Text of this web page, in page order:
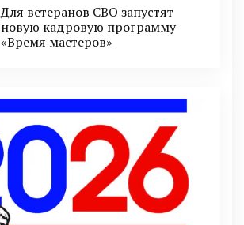
Для ветеранов СВО запустят
новую кадровую программу
«Время мастеров»